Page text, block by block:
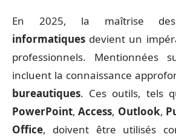
En 2025, la maîtrise
informatiques devient un
professionnels. Mentionnées
incluent la connaissance
bureautiques. Ces outils, tels
PowerPoint,Access, Outlook,
Office, doivent être utilisés